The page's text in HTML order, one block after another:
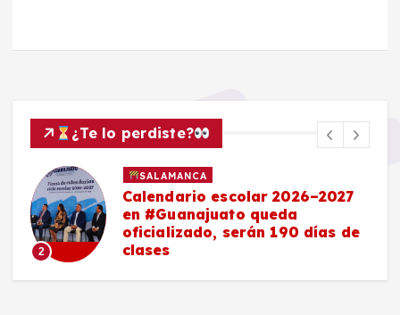
¿Te lo perdiste?
2
SALAMANCA
Calendario escolar 2026–2027
en #Guanajuato queda
oficializado, serán 190 días de
clases